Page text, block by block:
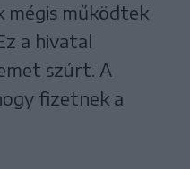
mégis működtek
a hivatal
szúrt. A
fizetnek a